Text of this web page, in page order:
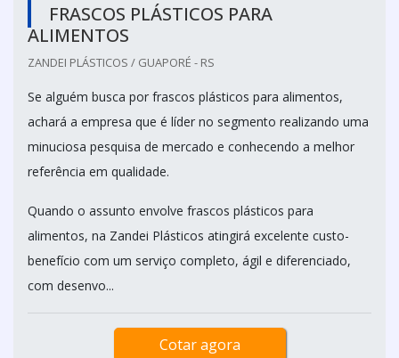
FRASCOS PLÁSTICOS PARA
ALIMENTOS
ZANDEI PLÁSTICOS / GUAPORÉ - RS
Se alguém busca por frascos plásticos para alimentos,
achará a empresa que é líder no segmento realizando uma
minuciosa pesquisa de mercado e conhecendo a melhor
referência em qualidade.
Quando o assunto envolve frascos plásticos para
alimentos, na Zandei Plásticos atingirá excelente custo-
benefício com um serviço completo, ágil e diferenciado,
com desenvo...
Cotar agora